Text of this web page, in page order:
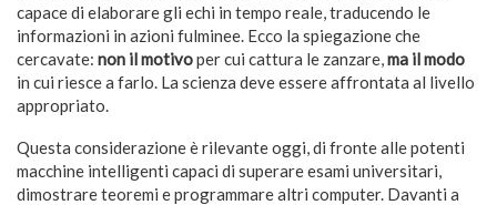
capace di elaborare gli echi in tempo reale, traducendo le
informazioni in azioni fulminee. Ecco la spiegazione che
cercavate: non il motivoper cui cattura le zanzare, ma il modo
in cui riesce a farlo. La scienza deve essere affrontata al livello
appropriato.
Questa considerazione è rilevante oggi, di fronte alle potenti
macchine intelligenti capaci di superare esami universitari,
dimostrare teoremi e programmare altri computer. Davanti a